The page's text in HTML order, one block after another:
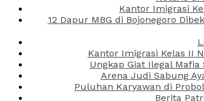
Kantor Imigrasi
12 Dapur MBG di Bojonegoro
Kantor Imigrasi Kelas II
Ungkap Giat Ilegal
Arena Judi Sabung
Puluhan Karyawan di
Berita